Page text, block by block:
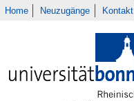
Home Neuzugänge Kontakt